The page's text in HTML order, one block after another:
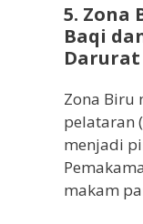
5. Zona
Baqi
Darurat
Zona Biru
pelataran
menjadi
makam